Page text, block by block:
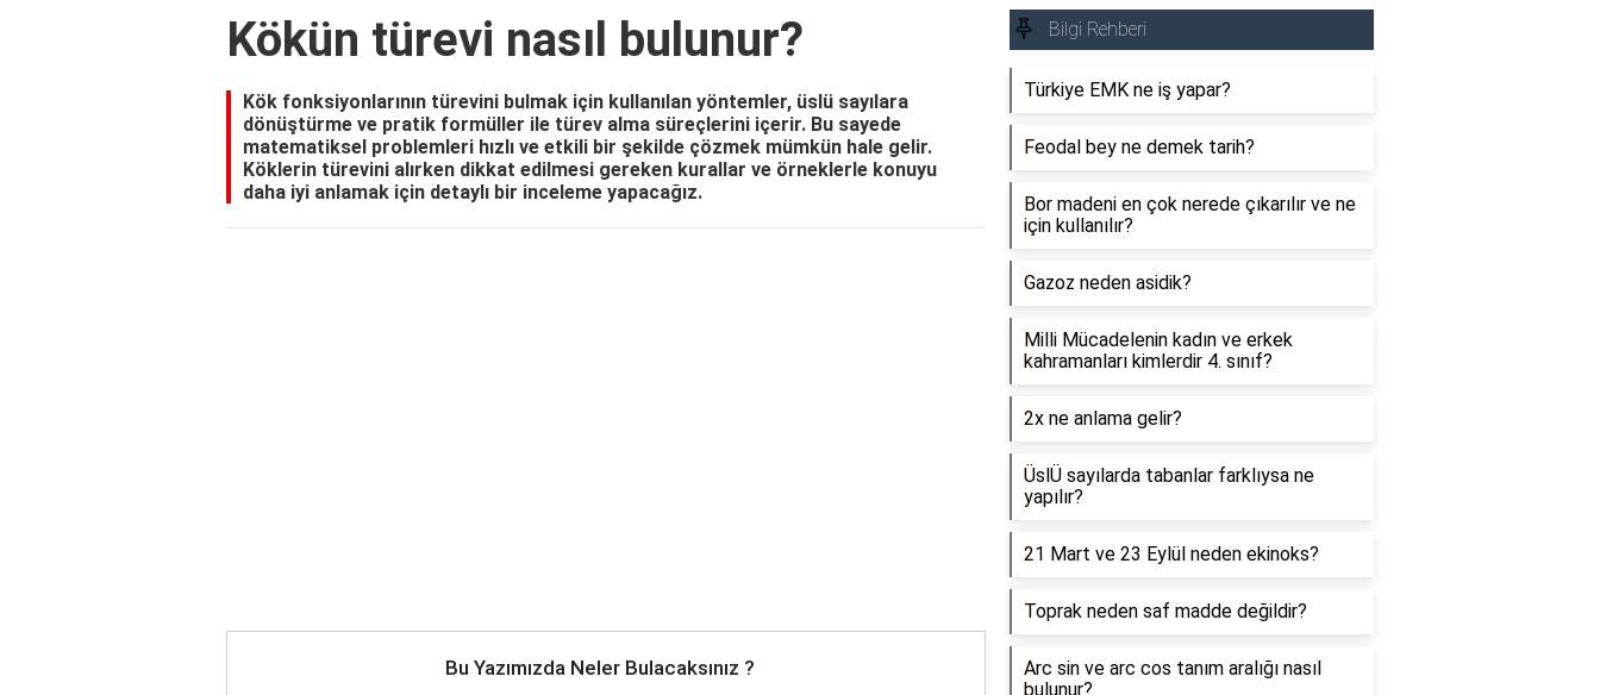
Kökün türevi nasıl bulunur?
Kök fonksiyonlarının türevini bulmak için kullanılan yöntemler, üslü sayılara
dönüştürme ve pratik formüller ile türev alma süreçlerini içerir. Bu sayede
matematiksel problemleri hızlı ve etkili bir şekilde çözmek mümkün hale gelir.
Köklerin türevini alırken dikkat edilmesi gereken kurallar ve örneklerle konuyu
daha iyi anlamak için detaylı bir inceleme yapacağız.
Bu Yazımızda Neler Bulacaksınız ?
Bilgi Rehberi
Türkiye EMK ne iş yapar?
Feodal bey ne demek tarih?
Bor madeni en çok nerede çıkarılır ve ne
için kullanılır?
Gazoz neden asidik?
Milli Mücadelenin kadın ve erkek
kahramanları kimlerdir 4. sınıf?
2x ne anlama gelir?
ÜslÜ sayılarda tabanlar farklıysa ne
yapılır?
21 Mart ve 23 Eylül neden ekinoks?
Toprak neden saf madde değildir?
Arc sin ve arc cos tanım aralığı nasıl
bulunur?